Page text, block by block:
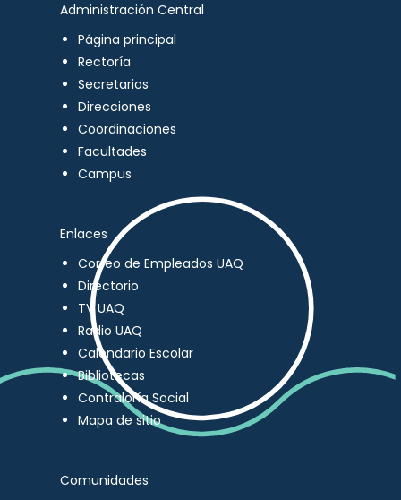
Administración Central
Página principal
Rectoría
Secretarios
Direcciones
Coordinaciones
Facultades
Campus
Enlaces
Correo de Empleados UAQ
Directorio
TV UAQ
Radio UAQ
Calendario Escolar
Bibliotecas
Contraloría Social
Mapa de sitio
Comunidades